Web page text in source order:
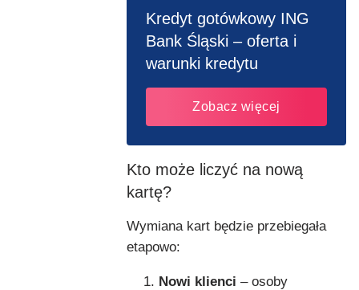
Kredyt gotówkowy ING
Bank Śląski – oferta i
warunki kredytu
Zobacz więcej
Kto może liczyć na nową
kartę?
Wymiana kart będzie przebiegała
etapowo:
Nowi klienci – osoby